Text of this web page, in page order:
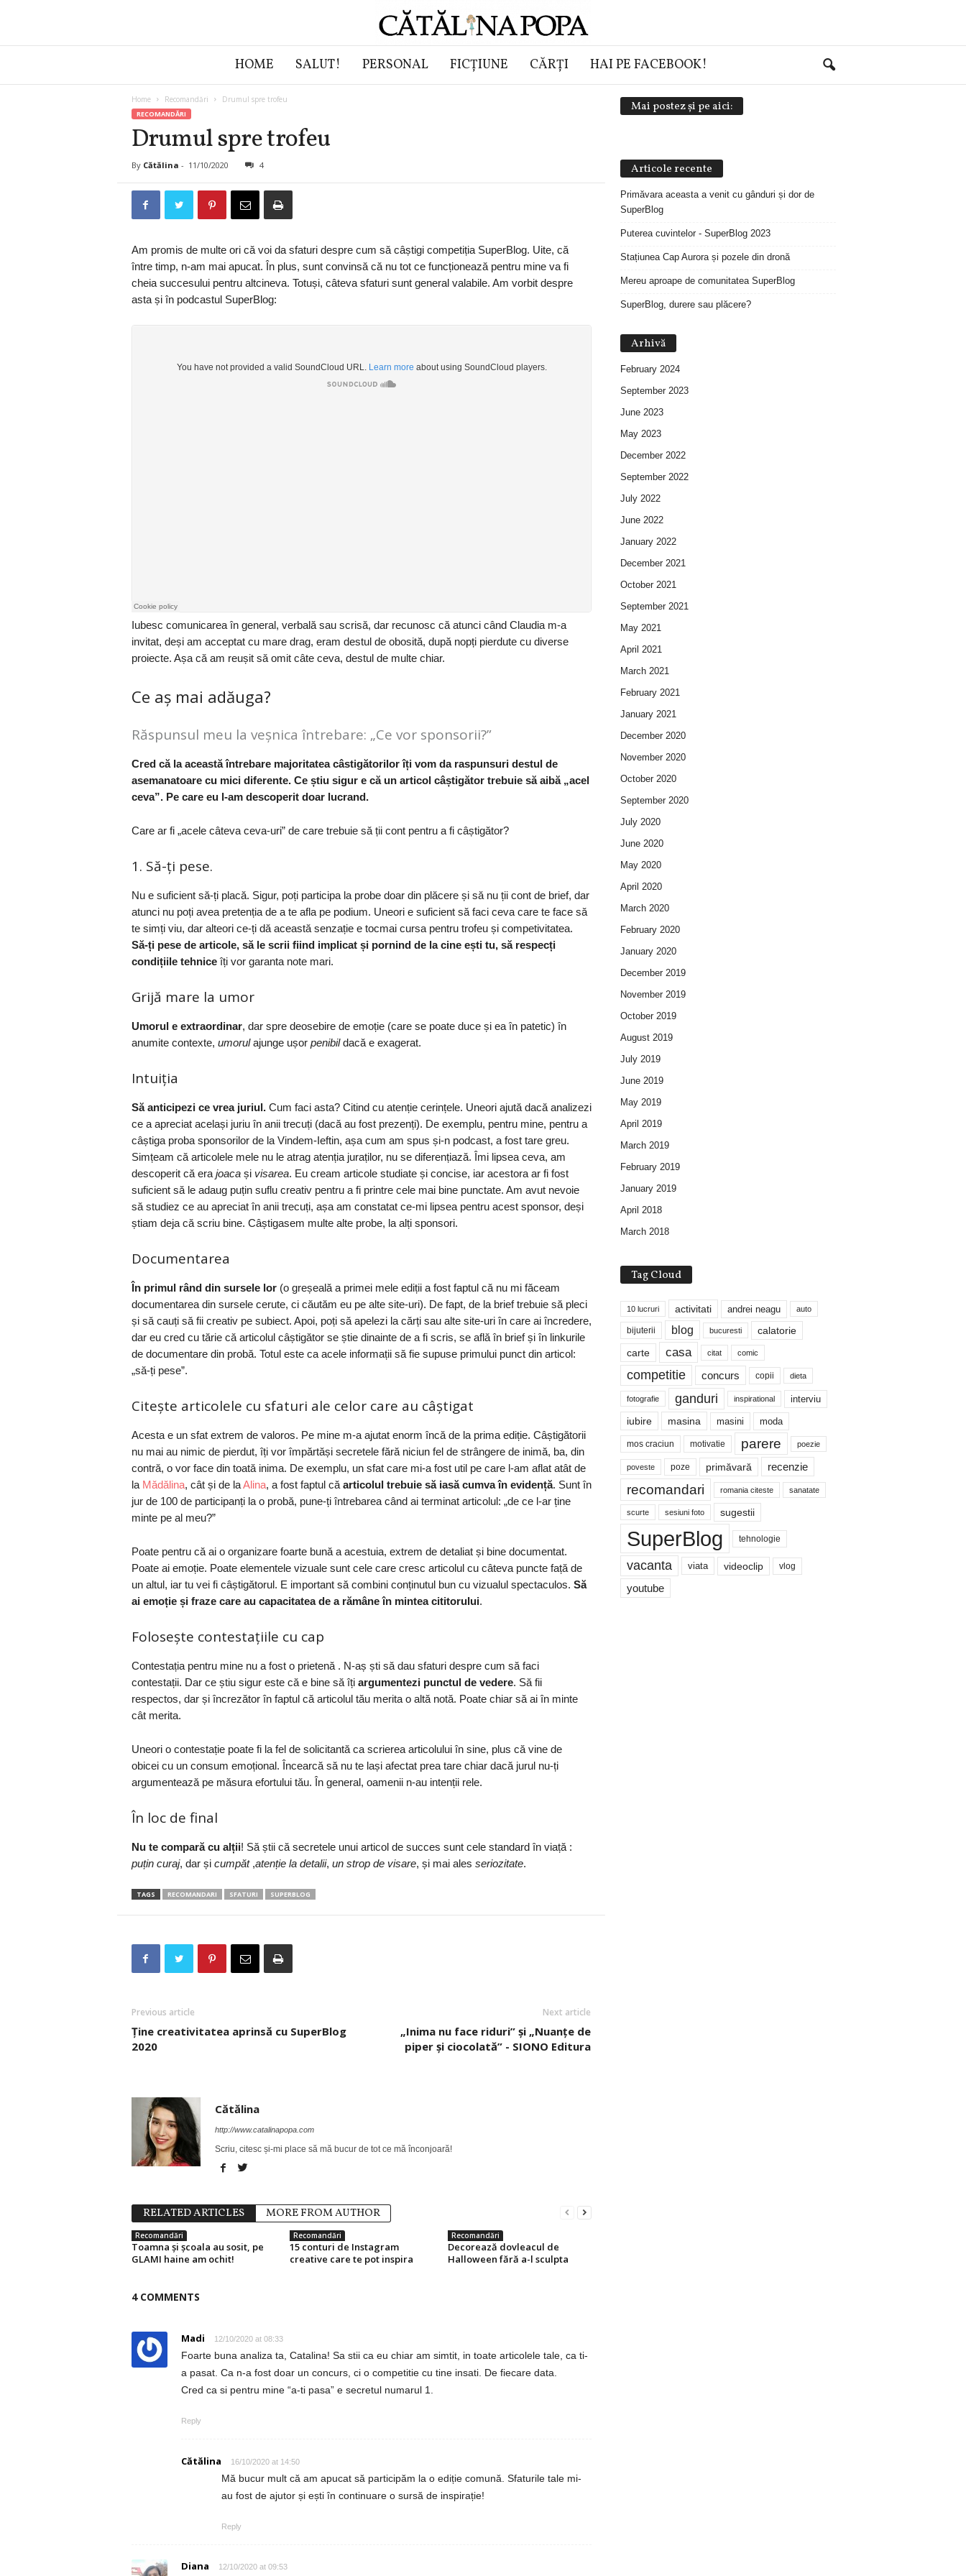
t
HOME SALUT! PERSONAL FICȚIUNE CĂRȚI HAI PE FACEBOOK!
Home Recomandări Drumul spre trofeu
RECOMANDĂRI
Drumul spre trofeu
By Cătălina - 11/10/2020 4
Am promis de multe ori că voi da sfaturi despre cum să câștigi competiția SuperBlog. Uite, că
între timp, n-am mai apucat. În plus, sunt convinsă că nu tot ce funcționează pentru mine va fi
cheia succesului pentru altcineva. Totuși, câteva sfaturi sunt general valabile. Am vorbit despre
asta și în podcastul SuperBlog:
Iubesc comunicarea în general, verbală sau scrisă, dar recunosc că atunci când Claudia m-a
invitat, deși am acceptat cu mare drag, eram destul de obosită, după nopți pierdute cu diverse
proiecte. Așa că am reușit să omit câte ceva, destul de multe chiar.
Ce aș mai adăuga?
Răspunsul meu la veșnica întrebare: „Ce vor sponsorii?”
Cred că la această întrebare majoritatea câstigătorilor îți vom da raspunsuri destul de
asemanatoare cu mici diferente. Ce știu sigur e că un articol câștigător trebuie să aibă „acel
ceva”. Pe care eu l-am descoperit doar lucrand.
Care ar fi „acele câteva ceva-uri” de care trebuie să ții cont pentru a fi câștigător?
1. Să-ți pese.
Nu e suficient să-ți placă. Sigur, poți participa la probe doar din plăcere și să nu ții cont de brief, dar
atunci nu poți avea pretenția de a te afla pe podium. Uneori e suficient să faci ceva care te face să
te simți viu, dar alteori ce-ți dă această senzație e tocmai cursa pentru trofeu și competivitatea.
Să-ți pese de articole, să le scrii fiind implicat și pornind de la cine ești tu, să respecți
condițiile tehniceîți vor garanta note mari.
Grijă mare la umor
Umorul e extraordinar, dar spre deosebire de emoție (care se poate duce și ea în patetic) în
anumite contexte, umorulajunge ușor penibildacă e exagerat.
Intuiția
Să anticipezi ce vrea juriul.Cum faci asta? Citind cu atenție cerințele. Uneori ajută dacă analizezi
ce a apreciat același juriu în anii trecuți (dacă au fost prezenți). De exemplu, pentru mine, pentru a
câștiga proba sponsorilor de la Vindem-Ieftin, așa cum am spus și-n podcast, a fost tare greu.
Simțeam că articolele mele nu le atrag atenția juraților, nu se diferențiază. Îmi lipsea ceva, am
descoperit că era joaca și visarea. Eu cream articole studiate și concise, iar acestora ar fi fost
suficient să le adaug puțin suflu creativ pentru a fi printre cele mai bine punctate. Am avut nevoie
să studiez ce au apreciat în anii trecuți, așa am constatat ce-mi lipsea pentru acest sponsor, deși
știam deja că scriu bine. Câștigasem multe alte probe, la alți sponsori.
Documentarea
În primul rând din sursele lor(o greșeală a primei mele ediții a fost faptul că nu mi făceam
documentarea din sursele cerute, ci căutăm eu pe alte site-uri). De fapt, de la brief trebuie să pleci
și să cauți să fii creativ pe subiect. Apoi, poți să apelezi la cărți sau alte site-uri în care ai încredere,
dar eu cred cu tărie că articolul câștigător se știe dinainte de a fi scris, se află în brief și în linkurile
de documentare din probă. Totul este ca acele informații să fie supuse primului punct din articol:
„să-ți pese”.
Citește articolele cu sfaturi ale celor care au câștigat
Acesta e un sfat extrem de valoros. Pe mine m-a ajutat enorm încă de la prima ediție. Câștigătorii
nu mai au nimic de pierdut, îți vor împărtăși secretele fără niciun fel de strângere de inimă, ba, din
contră, o vor face din toată inima. De exemplu, un sfat care mi-a fost util pe care l-am aflat atât de
la Mădălina, cât și de laAlina, a fost faptul că articolul trebuie să iasă cumva în evidență. Sunt în
jur de 100 de participanți la o probă, pune-ți întrebarea când ai terminat articolul: „de ce l-ar ține
minte pe al meu?”
Poate pentru că ai o organizare foarte bună a acestuia, extrem de detaliat și bine documentat.
Poate ai emoție. Poate elementele vizuale sunt cele care cresc articolul cu câteva puncte față de
un altul, iar tu vei fi câștigătorul. E important să combini conținutul bun cu vizualul spectaculos. Să
ai emoție și fraze care au capacitatea de a rămâne în mintea cititorului.
Folosește contestațiile cu cap
Contestația pentru mine nu a fost o prietenă . N-aș ști să dau sfaturi despre cum să faci
contestații. Dar ce știu sigur este că e bine să îți argumentezi punctul de vedere. Să fii
respectos, dar și încrezător în faptul că articolul tău merita o altă notă. Poate chiar să ai în minte
cât merita.
Uneori o contestație poate fi la fel de solicitantă ca scrierea articolului în sine, plus că vine de
obicei cu un consum emoțional. Încearcă să nu te lași afectat prea tare chiar dacă jurul nu-ți
argumentează pe măsura efortului tău. În general, oamenii n-au intenții rele.
În loc de final
Nu te compară cu alții! Să știi că secretele unui articol de succes sunt cele standard în viață :
puțin curaj, dar și cumpăt,atenție la detalii, un strop de visare, și mai ales seriozitate.
TAGS RECOMANDARI SFATURI SUPERBLOG
Previous article
Ține creativitatea aprinsă cu SuperBlog
2020
Next article
„Inima nu face riduri” și „Nuanțe de
piper și ciocolată” - SIONO Editura
Cătălina
http://www.catalinapopa.com
Scriu, citesc și-mi place să mă bucur de tot ce mă înconjoară!
RELATED ARTICLES MORE FROM AUTHOR
Recomandări
Toamna și școala au sosit, pe
GLAMI haine am ochit!
Recomandări
15 conturi de Instagram
creative care te pot inspira
Recomandări
Decorează dovleacul de
Halloween fără a-l sculpta
4 COMMENTS
Madi 12/10/2020 at 08:33
Foarte buna analiza ta, Catalina! Sa stii ca eu chiar am simtit, in toate articolele tale, ca ti-
a pasat. Ca n-a fost doar un concurs, ci o competitie cu tine insati. De fiecare data.
Cred ca si pentru mine “a-ti pasa” e secretul numarul 1.
Reply
Cătălina 16/10/2020 at 14:50
Mă bucur mult că am apucat să participăm la o ediție comună. Sfaturile tale mi-
au fost de ajutor și ești în continuare o sursă de inspirație!
Reply
Diana 12/10/2020 at 09:53
Mai postez și pe aici:
Articole recente
Primăvara aceasta a venit cu gânduri și dor de
SuperBlog
Puterea cuvintelor - SuperBlog 2023
Stațiunea Cap Aurora și pozele din dronă
Mereu aproape de comunitatea SuperBlog
SuperBlog, durere sau plăcere?
Arhivă
February 2024
September 2023
June 2023
May 2023
December 2022
September 2022
July 2022
June 2022
January 2022
December 2021
October 2021
September 2021
May 2021
April 2021
March 2021
February 2021
January 2021
December 2020
November 2020
October 2020
September 2020
July 2020
June 2020
May 2020
April 2020
March 2020
February 2020
January 2020
December 2019
November 2019
October 2019
August 2019
July 2019
June 2019
May 2019
April 2019
March 2019
February 2019
January 2019
April 2018
March 2018
Tag Cloud
10 lucruri activitati andrei neagu auto
bijuterii blog bucuresti
calatorie
carte
casa citat comic
competitie concurs copii dieta
fotografie ganduri inspirational interviu
iubire masina masini moda
mos craciun motivatie parere poezie
poveste poze primăvară recenzie
recomandari romania citeste sanatate
scurte sesiuni foto sugestii
SuperBlog tehnologie
vacanta viata videoclip vlog
youtube